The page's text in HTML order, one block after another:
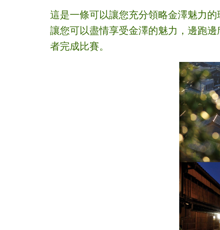
這是一條可以讓您充分領略金澤魅力
讓您可以盡情享受金澤的魅力，邊跑
者完成比賽。